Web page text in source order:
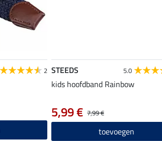
2 STEEDS 5.0
kids hoofdband Rainbow
7,99 €
5,99 €
toevoegen